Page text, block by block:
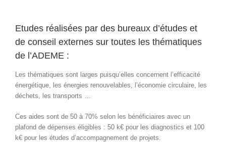
Etudes réalisées par des bureaux d’études et
de conseil externes sur toutes les thématiques
de l’ADEME :
Les thématiques sont larges puisqu’elles concernent l’efficacité
énergétique, les énergies renouvelables, l’économie circulaire, les
déchets, les transports …
Ces aides sont de 50 à 70% selon les bénéficiaires avec un
plafond de dépenses éligibles : 50 k€ pour les diagnostics et 100
k€ pour les études d’accompagnement de projets.